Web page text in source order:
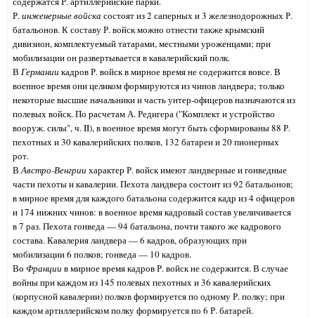
Р.инженерные войска состоят из 2 саперных и 3 железнодорожных Р.
батальонов. К составу Р. войск можно отнести также крымский
дивизион, комплектуемый татарами, местными уроженцами; при
мобилизации он развертывается в кавалерийский полк.
В Германии кадров Р. войск в мирное время не содержится вовсе. В
военное время они целиком формируются из чинов ландвера; только
некоторые высшие начальники и часть унтер-офицеров назначаются из
полевых войск. По расчетам А. Редигера ("Комплект и устройство
вооруж. силы", ч. II), в военное время могут быть сформированы 88 Р.
пехотных и 30 кавалерийских полков, 132 батареи и 20 пионерных
рот.
ВАвстро-Венгрии характер Р. войск имеют ландверные и гонведные
части пехоты и кавалерии. Пехота ландвера состоит из 92 батальонов;
в мирное время для каждого батальона содержится кадр из 4 офицеров
и 174 нижних чинов: в военное время кадровый состав увеличивается
в 7 раз. Пехота гонведа — 94 батальона, почти такого же кадрового
состава. Кавалерия ландвера — 6 кадров, образующих при
мобилизации 6 полков; гонведа — 10 кадров.
Во Франции в мирное время кадров Р. войск не содержится. В случае
войны при каждом из 145 полевых пехотных и 36 кавалерийских
(корпусной кавалерии) полков формируется по одному Р. полку; при
каждом артиллерийском полку формируется по 6 Р. батарей.